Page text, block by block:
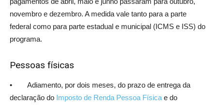
novembro e dezembro. A medida vale tanto para a parte
federal como para parte estadual e municipal (ICMS e ISS) do
programa.
Pessoas físicas
• Adiamento, por dois meses, do prazo de entrega da
declaração do Imposto de Renda Pessoa Física e do